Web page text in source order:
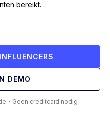
bereikt.
DEMO
・Geen creditcard nodig